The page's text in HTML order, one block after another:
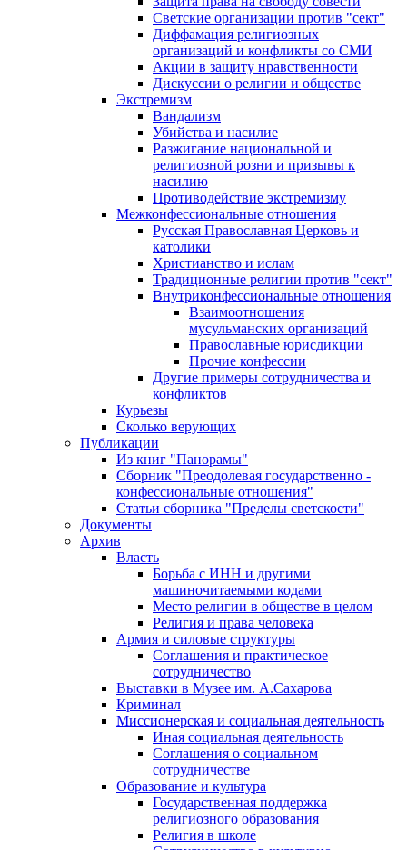
Светские организации против "сект"
Диффамация религиозных
организаций и конфликты со СМИ
Акции в защиту нравственности
Дискуссии о религии и обществе
Экстремизм
Вандализм
Убийства и насилие
Разжигание национальной и
религиозной розни и призывы к
насилию
Противодействие экстремизму
Межконфессиональные отношения
Русская Православная Церковь и
католики
Христианство и ислам
Традиционные религии против "сект"
Внутриконфессиональные отношения
Взаимоотношения
мусульманских организаций
Православные юрисдикции
Прочие конфессии
Другие примеры сотрудничества и
конфликтов
Курьезы
Сколько верующих
Публикации
Из книг "Панорамы"
Сборник "Преодолевая государственно -
конфессиональные отношения"
Статьи сборника "Пределы светскости"
Документы
Архив
Власть
Борьба с ИНН и другими
машиночитаемыми кодами
Место религии в обществе в целом
Религия и права человека
Армия и силовые структуры
Соглашения и практическое
сотрудничество
Выставки в Музее им. А.Сахарова
Криминал
Миссионерская и социальная деятельность
Иная социальная деятельность
Соглашения о социальном
сотрудничестве
Образование и культура
Государственная поддержка
религиозного образования
Религия в школе